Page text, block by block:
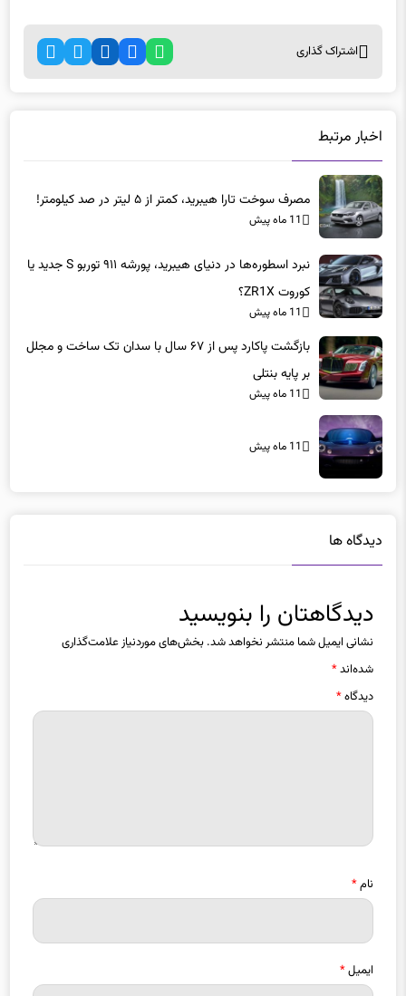
اشتراک گذاری
اخبار مرتبط
مصرف سوخت تارا هیبرید، کمتر از ۵ لیتر در صد کیلومتر!
11 ماه پیش
نبرد اسطوره‌ها در دنیای هیبرید، پورشه ۹۱۱ توربو S جدید یا
کوروت ZR1X؟
11 ماه پیش
بازگشت پاکارد پس از ۶۷ سال با سدان تک ساخت و مجلل
بر پایه بنتلی
11 ماه پیش
11 ماه پیش
دیدگاه ها
دیدگاهتان را بنویسید
نشانی ایمیل شما منتشر نخواهد شد. بخش‌های موردنیاز علامت‌گذاری
شده‌اند*
دیدگاه*
نام*
ایمیل*